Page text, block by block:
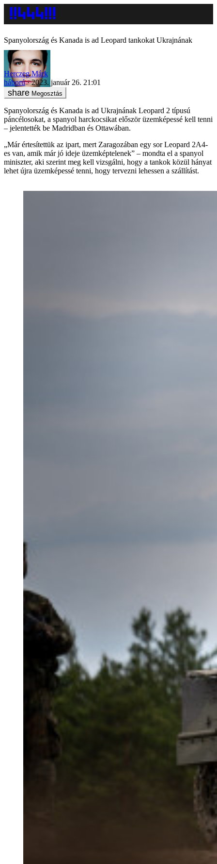
Spanyolország és Kanada is ad Leopard tankokat Ukrajnának
Herczeg Márk
háború
2023. január 26. 21:01
Megosztás
Spanyolország és Kanada is ad Ukrajnának Leopard 2 típusú
páncélosokat, a spanyol harckocsikat először üzemképessé kell tenni
– jelentették be Madridban és Ottawában.
„Már értesítettük az ipart, mert Zaragozában egy sor Leopard 2A4-
es van, amik már jó ideje üzemképtelenek” – mondta el a spanyol
miniszter, aki szerint meg kell vizsgálni, hogy a tankok közül hányat
lehet újra üzemképessé tenni, hogy tervezni lehessen a szállítást.